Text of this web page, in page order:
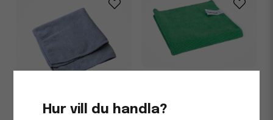
Microfiberduk MAX
Hur vill du handla?